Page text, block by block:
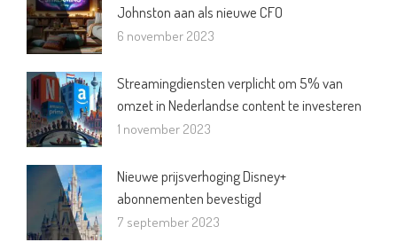
Johnston aan als nieuwe CFO
6 november 2023
Streamingdiensten verplicht om 5% van
omzet in Nederlandse content te investeren
1 november 2023
Nieuwe prijsverhoging Disney+
abonnementen bevestigd
7 september 2023